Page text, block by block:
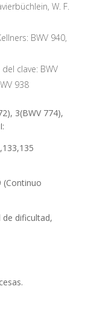
W. F.
BWV 940,
clave: BWV
938
3(BWV 774),
(Continuo
dificultad,